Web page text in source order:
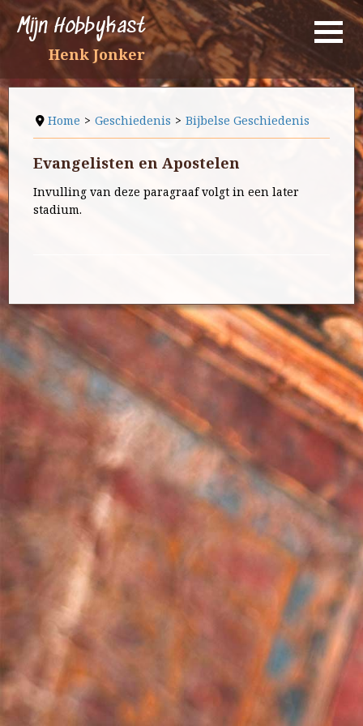
Mijn Hobbykast
Henk Jonker
Home Geschiedenis Bijbelse Geschiedenis
Evangelisten en Apostelen
Invulling van deze paragraaf volgt in een later
stadium.